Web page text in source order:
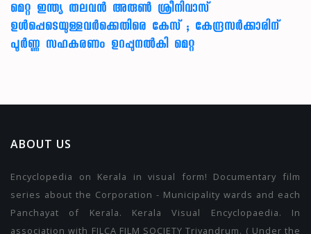
മെറ്റ ഇന്ത്യ തലവൻ അരുൺ ശ്രീനിവാസ്
ഉൾപ്പെടെയുള്ളവർക്കെതിരെ കേസ് ; കേന്ദ്രസർക്കാരിന്
പൂർണ്ണ സഹകരണം ഉറപ്പുനൽകി മെറ്റ
ABOUT US
Encyclopedia on Kerala in visual form! Documentary film
series about the Corporation - Municipality wards and each
Panchayat of Kerala. Kerala Visual Encyclopaedia. In
association with FILCA FILM SOCIETY Trivandrum. ( Under the